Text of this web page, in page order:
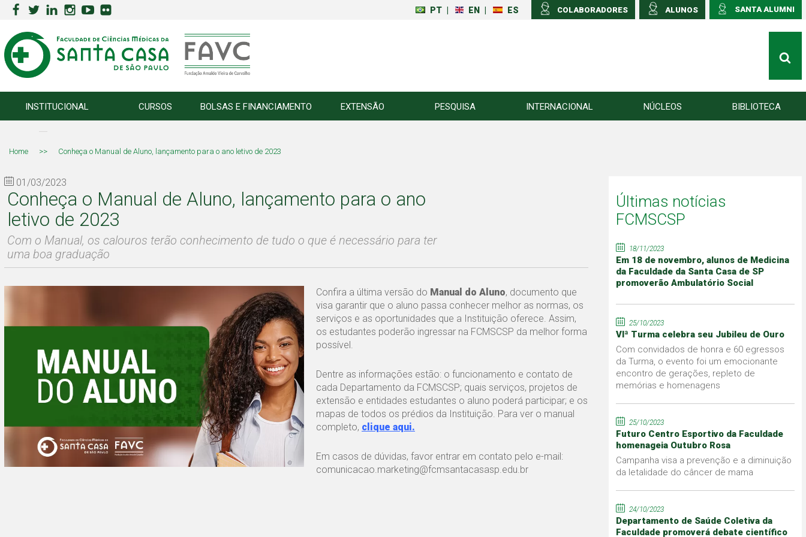
SANTA ALUMNI
ALUNOS
COLABORADORES
PT EN ES
INSTITUCIONAL CURSOS BOLSAS E FINANCIAMENTO EXTENSÃO PESQUISA INTERNACIONAL NÚCLEOS BIBLIOTECA
Home >> Conheça o Manual de Aluno, lançamento para o ano letivo de 2023
01/03/2023
Conheça o Manual de Aluno, lançamento para o ano
letivo de 2023
Com o Manual, os calouros terão conhecimento de tudo o que é necessário para ter
uma boa graduação
Confira a última versão do Manual do Aluno, documento que
visa garantir que o aluno passa conhecer melhor as normas, os
serviços e as oportunidades que a Instituição oferece. Assim,
os estudantes poderão ingressar na FCMSCSP da melhor forma
possível.
Dentre as informações estão: o funcionamento e contato de
cada Departamento da FCMSCSP; quais serviços, projetos de
extensão e entidades estudantes o aluno poderá participar; e os
mapas de todos os prédios da Instituição. Para ver o manual
completo, clique aqui.
Em casos de dúvidas, favor entrar em contato pelo e-mail:
comunicacao.marketing@fcmsantacasasp.edu.br
Últimas notícias
FCMSCSP
18/11/2023
Em 18 de novembro, alunos de Medicina
da Faculdade da Santa Casa de SP
promoverão Ambulatório Social
25/10/2023
VIª Turma celebra seu Jubileu de Ouro
Com convidados de honra e 60 egressos
da Turma, o evento foi um emocionante
encontro de gerações, repleto de
memórias e homenagens
25/10/2023
Futuro Centro Esportivo da Faculdade
homenageia Outubro Rosa
Campanha visa a prevenção e a diminuição
da letalidade do câncer de mama
24/10/2023
Departamento de Saúde Coletiva da
Faculdade promoverá debate científico